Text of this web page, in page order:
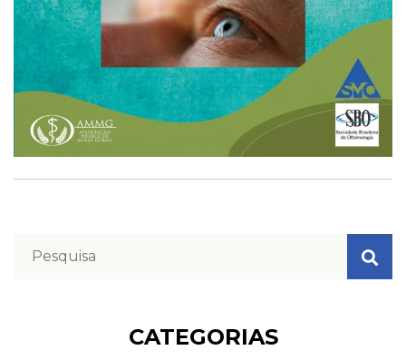
CATEGORIAS